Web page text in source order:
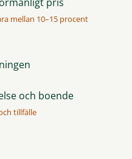
mellan 10–15 procent
och boende
tillfälle